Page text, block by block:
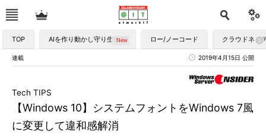
TOP AIを作り動かし守り生かす ロー/ノーコード クラウドネイ
連載 2019年4月15日 公開
【Windows 10】システムフォントをWindows 7風
に変更して違和感解消
Tech TIPS